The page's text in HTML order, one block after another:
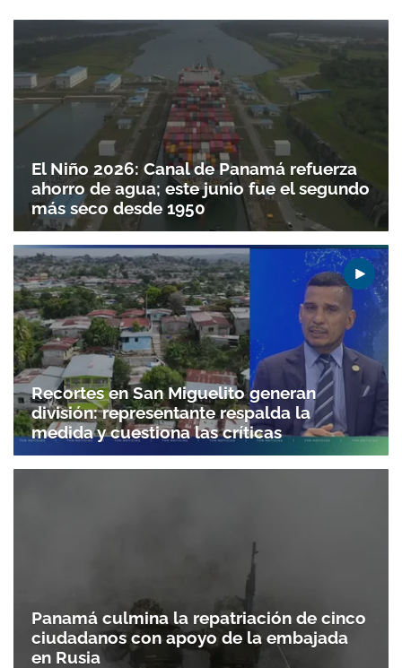
Gracias por suscribirte a nuestro boletín.
ACEPTAR
El Niño 2026: Canal de Panamá refuerza
ahorro de agua; este junio fue el segundo
más seco desde 1950
Recortes en San Miguelito generan
división: representante respalda la
medida y cuestiona las críticas
Panamá culmina la repatriación de cinco
ciudadanos con apoyo de la embajada
en Rusia